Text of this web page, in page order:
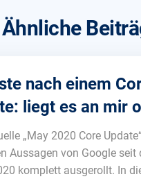
Ähnliche
nach einem
liegt es an mir
„May 2020 Core
Aussagen von Google seit
komplett ausgerollt. In